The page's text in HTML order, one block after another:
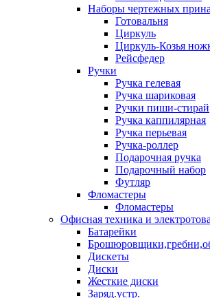
Наборы чертежных
Готовальня
Циркуль
Циркуль-Козья
Рейсфедер
Ручки
Ручка гелевая
Ручка шариковая
Ручки пиши-стирай
Ручка каппилярная
Ручка перьевая
Ручка-роллер
Подарочная ручка
Подарочный набор
Футляр
Фломастеры
Фломастеры
Офисная техника и
Батарейки
Дискеты
Диски
Жесткие диски
Заряд.устр.